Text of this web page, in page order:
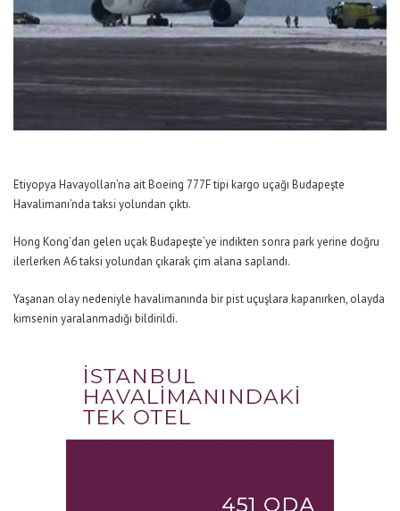
Etiyopya Havayolları’na ait Boeing 777F tipi kargo uçağı Budapeşte
Havalimanı’nda taksi yolundan çıktı.
Hong Kong’dan gelen uçak Budapeşte’ye indikten sonra park yerine doğru
ilerlerken A6 taksi yolundan çıkarak çim alana saplandı.
Yaşanan olay nedeniyle havalimanında bir pist uçuşlara kapanırken, olayda
kimsenin yaralanmadığı bildirildi.